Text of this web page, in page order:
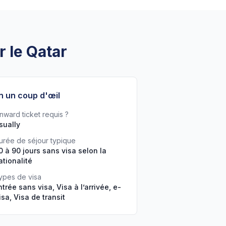
le Qatar
un coup d'œil
ticket requis ?
de séjour typique
à 90 jours sans visa selon la
de visa
sans visa, Visa à l’arrivée, e-
Visa de transit